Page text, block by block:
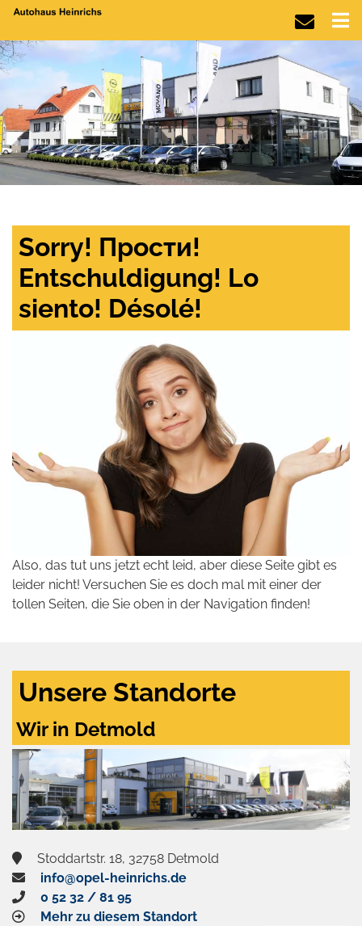
Sorry! Прости!
Entschuldigung! Lo
siento! Désolé!
Also, das tut uns jetzt echt leid, aber diese Seite gibt es
leider nicht! Versuchen Sie es doch mal mit einer der
tollen Seiten, die Sie oben in der Navigation finden!
Unsere Standorte
Wir in Detmold
Stoddartstr. 18, 32758 Detmold
info@opel-heinrichs.de
0 52 32 / 81 95
Mehr zu diesem Standort